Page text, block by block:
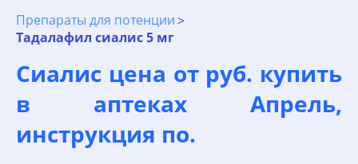
Препараты для потенции
Тадалафил сиалис 5 мг
Сиалис цена от руб. купить
в аптеках Апрель,
инструкция по.